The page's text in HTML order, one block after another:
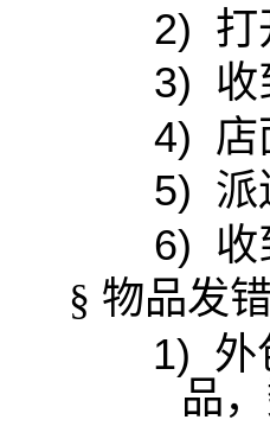
2) 打
3) 收
4) 店
5) 派
6) 收
§ 物品发错
1) 外
品